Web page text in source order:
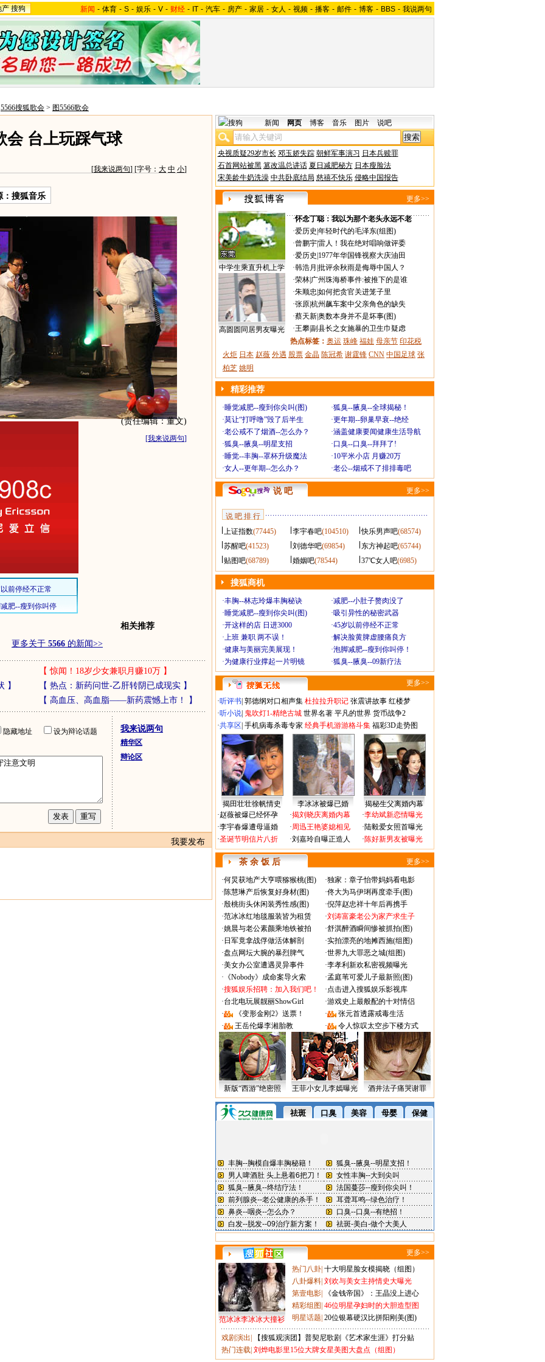
产 搜狗 新闻 - 体育 - S - 娱乐 - V - 财经 - IT - 汽车 - 房产 - 家居 - 女人 - 视频 - 播客 - 邮件 - 博客 - BBS - 我说两句
5566搜狐歌会 > 图5566歌会
会 台上玩踩气球
[我来说两句] [字号： 大 中 小]
：搜狐音乐
(责任编辑：董文)
[我来说两句]
更多关于 5566 的新闻>>
相关推荐
【惊闻！18岁少女兼职月赚10万】
】 【 热点：新药问世-乙肝转阴已成现实】
【 高血压、高血脂——新药震憾上市！ 】
隐藏地址
设为辩论话题
我来说两句
精华区
辩论区
我要发布
新闻 网页 博客 音乐 图片 说吧
央视质疑29岁市长 邓玉娇失踪 朝鲜军事演习 日本兵赎罪
石首网站被黑 篡改温总讲话 夏日减肥秘方 日本瘦脸法
宋美龄牛奶洗澡 中共卧底结局 慈禧不快乐 侵略中国报告
更多>>
中学生乘直升机上学
高圆圆同居男友曝光
·怀念丁聪：我以为那个老头永远不老
·爱历史 年轻时代的毛泽东(组图)
·曾鹏宇|雷人！我在绝对唱响做评委
·爱历史 1977年华国锋视察大庆油田
·韩浩月 批评余秋雨是侮辱中国人？
·荣林| 广州珠海桥事件:被推下的是谁
·朱顺忠 如何把贪官关进笼子里
·张原|杭州飙车案中父亲角色的缺失
·蔡天新|奥数本身并不是坏事(图)
·王攀|副县长之女施暴的卫生巾疑虑
热点标签： 奥运 珠峰 福娃 母亲节 印花税
火炬 日本 赵薇 外遇 股票 金晶 陈冠希 谢霆锋 CNN 中国足球 张
柏芝 姚明
精彩推荐
·睡觉减肥--瘦到你尖叫(图) ·狐臭--腋臭--全球揭秘！
·莫让“打呼噜”毁了后半生 ·更年期--卵巢早衰--绝经
·老公戒不了烟酒--怎么办？ ·涵盖健康要闻健康生活导航
·狐臭--腋臭--明星支招 ·口臭--口臭--拜拜了!
·睡觉--丰胸--罩杯升级魔法 ·10平米小店 月赚20万
·女人--更年期--怎么办？ ·老公--烟戒不了排排毒吧
说 吧 更多>>
说 吧 排 行
上证指数(77445) 李宇春吧(104510) 快乐男声吧(68574)
苏醒吧(41523) 刘德华吧(69854) 东方神起吧(65744)
贴图吧(68789) 婚姻吧(78544) 37℃女人吧(6985)
搜狐商机
·丰胸--林志玲爆丰胸秘诀 ·减肥--小肚子赘肉没了
·睡觉减肥--瘦到你尖叫(图) ·吸引异性的秘密武器
·开这样的店 日进3000 ·45岁以前停经不正常
·上班 兼职 两不误！ ·解决脸黄脾虚腰痛良方
·健康与美丽完美展现！ ·泡脚减肥--瘦到你叫停！
·为健康行业撑起一片明镜 ·狐臭--腋臭--09新疗法
更多>>
·听评书 郭德纲对口相声集 杜拉拉升职记 张震讲故事 红楼梦
·听小说 鬼吹灯1-精绝古城 世界名著 平凡的世界 货币战争2
·共享区 手机病毒杀毒专家 经典手机游游格斗集 福彩3D走势图
揭田壮壮徐帆情史 李冰冰被爆已婚
揭秘生父离婚内幕
·赵薇被爆已经怀孕
·李宇春爆遭母逼婚
·圣诞节明信片八折
·揭刘晓庆离婚内幕
·周迅王艳婆媳相见
·刘嘉玲自曝正造人
·李幼斌新恋情曝光
·陆毅爱女照首曝光
·陈好新男友被曝光
茶 余 饭 后 更多>>
·何炅获地产大亨喂猕猴桃(图) ·独家：章子怡带妈妈看电影
·陈慧琳产后恢复好身材(图) ·佟大为马伊琍再度牵手(图)
·殷桃街头休闲装秀性感(图) ·倪萍赵忠祥十年后再携手
·范冰冰红地毯服装皆为租赁 ·刘涛富豪老公为家产求生子
·姚晨与老公素颜乘地铁被拍 ·舒淇醉酒瞬间惨被抓拍(图)
· 日军竟拿战俘做活体解剖 ·实拍漂亮的地摊西施(组图)
·盘点网坛大腕的暴烈脾气 ·世界九大罪恶之城(组图)
·美女办公室遭遇灵异事件 ·李孝利新欢私密视频曝光
· 《Nobody》成命案导火索 ·孟庭苇可爱儿子最新照(图)
·搜狐娱乐招聘：加入我们吧！ ·点击进入搜狐娱乐影视库
·台北电玩展靓丽ShowGirl ·游戏史上最般配的十对情侣
·
《变形金刚2》送票！ ·
张元首透露戒毒生活
·
王岳伦爆李湘胎教 · 令人惊叹太空步下楼方式
新版“西游”绝密照 王菲小女儿李嫣曝光 酒井法子痛哭谢罪
更多>>
范冰冰李冰冰大撞衫
热门八卦 十大明星脸女模揭晓（组图）
八卦爆料 刘欢与美女主持情史大曝光
第壹电影
《金钱帝国》：王晶没上进心
精彩组图 46位明星孕妇时的大胆造型图
明星话题 20位银幕硬汉比拼阳刚美(图)
戏剧演出
【搜狐观演团】普契尼歌剧《艺术家生涯》打分贴
热门连载 刘烨电影里15位大牌女星美图大盘点（组图）